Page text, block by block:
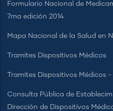
Formulario Nacional de
7ma edición 2014
Mapa Nacional de la Salud en
Tramites Dispositivos Médicos
Tramites Dispositivos Médicos -
Consulta Pública de
Dirección de Dispositivos